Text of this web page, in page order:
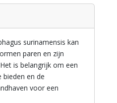
surinamensis kan
paren en zijn
is belangrijk om een
bieden en de
voor een